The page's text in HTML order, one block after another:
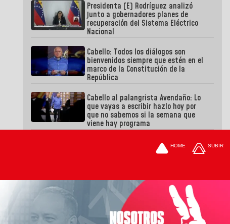
Presidenta (E) Rodríguez analizó
junto a gobernadores planes de
recuperación del Sistema Eléctrico
Nacional
Cabello: Todos los diálogos son
bienvenidos siempre que estén en el
marco de la Constitución de la
República
Cabello al palangrista Avendaño: Lo
que vayas a escribir hazlo hoy por
que no sabemos si la semana que
viene hay programa
HOME SUBIR